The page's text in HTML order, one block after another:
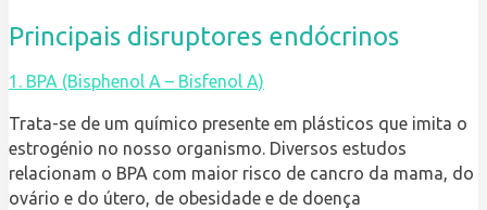
Principais disruptores endócrinos
1. BPA (Bisphenol A – Bisfenol A)
Trata-se de um químico presente em plásticos que imita o
estrogénio no nosso organismo. Diversos estudos
relacionam o BPA com maior risco de cancro da mama, do
ovário e do útero, de obesidade e de doença